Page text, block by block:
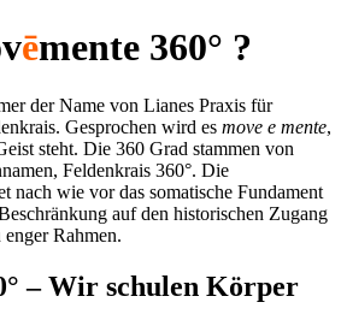
ēmente 360° ?
der Name von Lianes Praxis für
Gesprochen wird es move e mente,
steht. Die 360 Grad stammen von
Feldenkrais 360°. Die
nach wie vor das somatische Fundament
auf den historischen Zugang
Rahmen.
– Wir schulen Körper